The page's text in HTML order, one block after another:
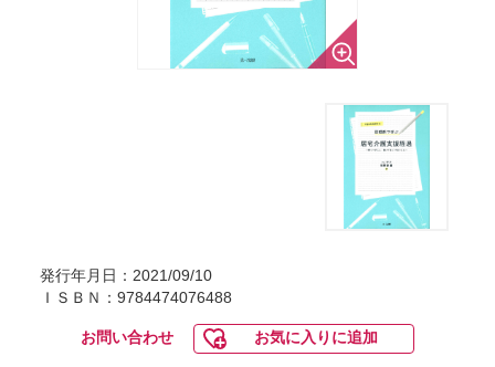
発行年月日：2021/09/10
ＩＳＢＮ：9784474076488
お問い合わせ お気に入りに追加